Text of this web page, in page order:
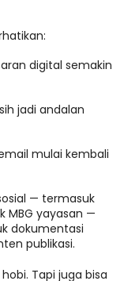
digital semakin
jadi andalan
mulai kembali
— termasuk
MBG yayasan —
dokumentasi
publikasi.
Tapi juga bisa